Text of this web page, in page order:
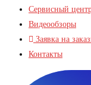
Сервисный
Видеообзоры
Заявка на
Контакты